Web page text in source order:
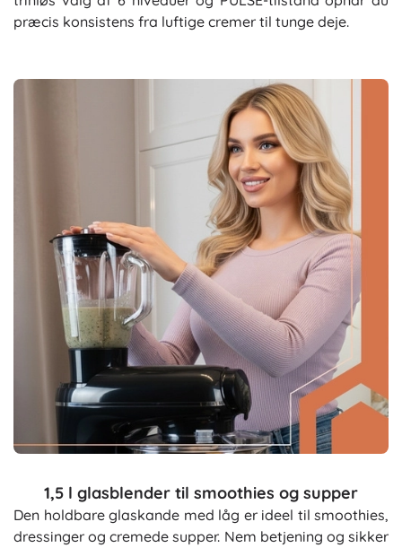
præcis konsistens fra luftige cremer til tunge deje.
1,5 l glasblender til smoothies og supper
Den holdbare glaskande med låg er ideel til smoothies,
dressinger og cremede supper. Nem betjening og sikker